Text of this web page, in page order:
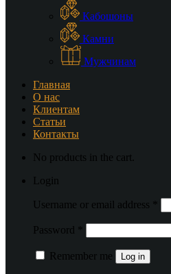
Кабошоны
Камни
Мужчинам
Главная
О нас
Клиентам
Статьи
Контакты
No products in the cart.
Login
Username or email address
Password
Remember me Log in